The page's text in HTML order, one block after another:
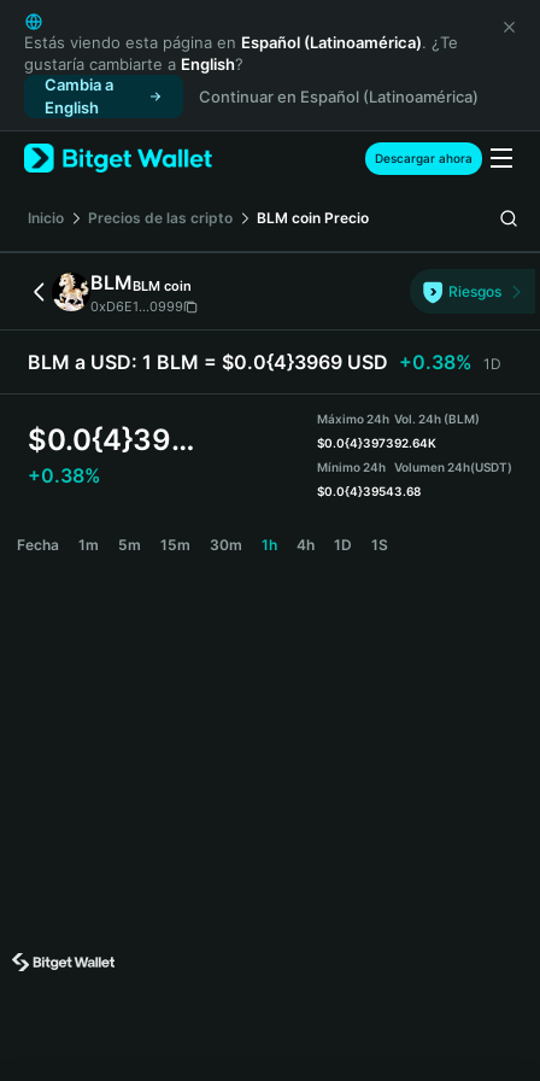
English
日本語
Tiếng Việt
Русский
Español (Latinoamérica)
Türkçe
Français
Deutsch
简体中文
繁體中文
Português (Portugal)
Bahasa Indonesia
ภาษาไทย
Español
Español (Argentina)
Estás viendo esta página en Español (Latinoamérica). ¿Te
gustaría cambiarte a English?
Cambia a
English
Continuar en Español (Latinoamérica)
Descargar ahora
Inicio Precios de las cripto BLM coin Precio
BLMBLM coin
0xD6E1...0999
Riesgos
BLM a USD: 1 BLM = $0.0{4}3969 USD +0.38% 1D
$0.0{4}3969
+0.38%
Máximo 24h
$0.0{4}3973
Mínimo 24h
$0.0{4}3954
Vol. 24h (BLM)
92.64K
Volumen 24h(USDT)
3.68
Fecha 1m 5m 15m 30m 1h 4h 1D 1S